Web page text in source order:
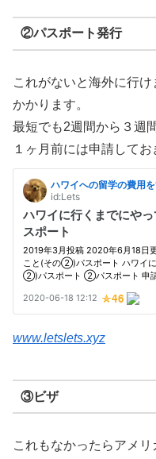
②パスポート発行
これがないと海外に行
かかります。
最短でも2週間から３週
１ヶ月前には申請してお
www.letslets.xyz
③ビザ
これもなかったらアメリ